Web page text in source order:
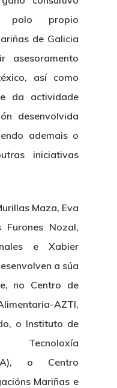
polo propio
de Galicia
asesoramento
así como
da actividade
desenvolvida
ademais o
iniciativas
Maza, Eva
Furones Nozal,
e Xabier
a súa
no Centro de
AZTI,
o Instituto de
o Centro
Mariñas e